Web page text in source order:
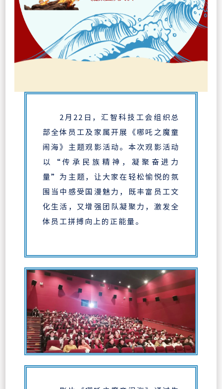
2月22日，汇智科技工会组织总
部全体员工及家属开展《哪吒之魔童
闹海》主题观影活动。本次观影活动
以“传承民族精神，凝聚奋进力
量”为主题，让大家在轻松愉悦的氛
围当中感受国漫魅力，既丰富员工文
化生活，又增强团队凝聚力，激发全
体员工拼搏向上的正能量。